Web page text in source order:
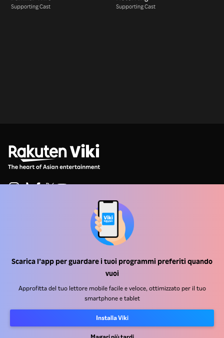
Scarica l’app per guardare i tuoi programmi preferiti quando
vuoi
Approfitta del tuo lettore mobile facile e veloce, ottimizzato per il tuo
smartphone e tablet
Installa Viki
Magari più tardi
Supporting Cast Supporting Cast
Partner per la distribuzione
Centro stampa